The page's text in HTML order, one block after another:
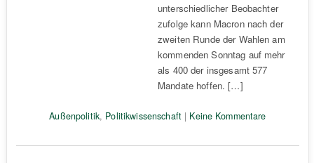
unterschiedlicher Beobachter
zufolge kann Macron nach der
zweiten Runde der Wahlen am
kommenden Sonntag auf mehr
als 400 der insgesamt 577
Mandate hoffen. […]
Außenpolitik, Politikwissenschaft| Keine Kommentare